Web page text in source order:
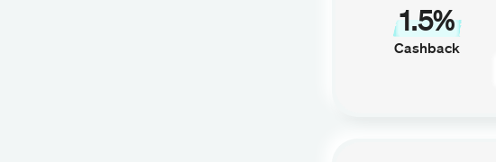
1.5%
Cashback